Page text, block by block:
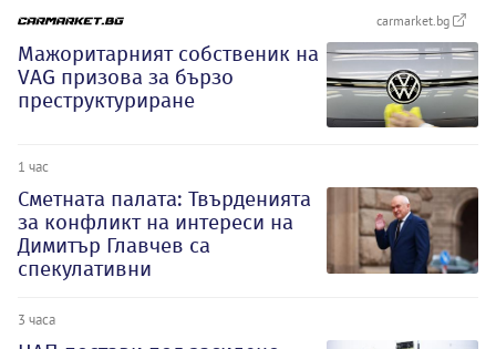
carmarket.bg
Мажоритарният собственик на
VAG призова за бързо
преструктуриране
1 час
Сметната палата: Твърденията
за конфликт на интереси на
Димитър Главчев са
спекулативни
3 часа